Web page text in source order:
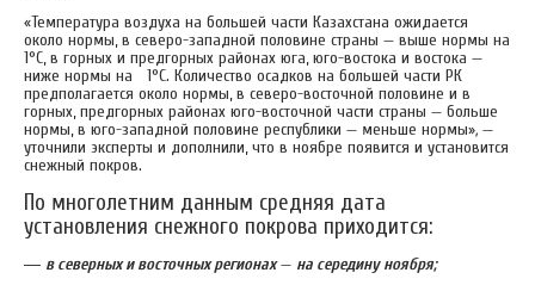
«Температура воздуха на большей части Казахстана ожидается
около нормы, в северо-западной половине страны — выше нормы на
1°С, в горных и предгорных районах юга, юго-востока и востока —
ниже нормы на 1°С. Количество осадков на большей части РК
предполагается около нормы, в северо-восточной половине и в
горных, предгорных районах юго-восточной части страны — больше
нормы, в юго-западной половине республики — меньше нормы», —
уточнили эксперты и дополнили, что в ноябре появится и установится
снежный покров.
По многолетним данным средняя дата
установления снежного покрова приходится:
— в северных и восточных регионах— на середину ноября;